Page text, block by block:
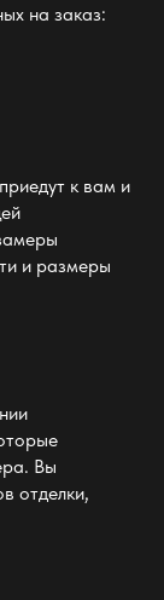
на заказ:
к вам и
и размеры
Вы
отделки,